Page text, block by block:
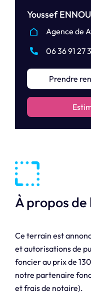
Youssef
Agence de
06 36 91 27
Prendre
À propos de
Ce terrain est
et autorisations de
foncier au prix de
notre partenaire
et frais de notaire).